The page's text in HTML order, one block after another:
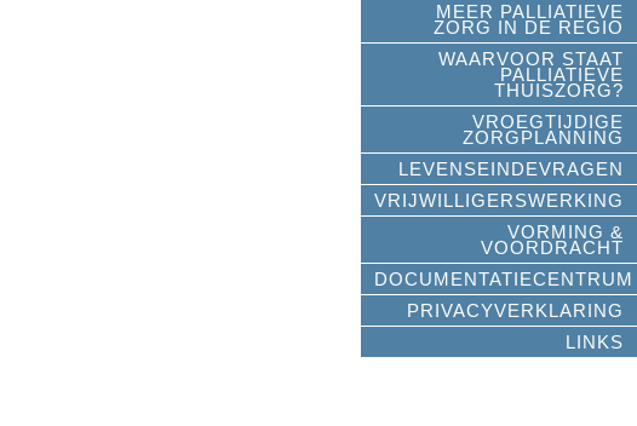
MEER PALLIATIEVE
ZORG IN DE REGIO
WAARVOOR STAAT
PALLIATIEVE
THUISZORG?
VROEGTIJDIGE
ZORGPLANNING
LEVENSEINDEVRAGEN
VRIJWILLIGERSWERKING
VORMING &
VOORDRACHT
DOCUMENTATIECENTRUM
PRIVACYVERKLARING
LINKS